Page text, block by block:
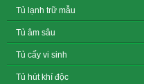
Tủ lạnh trữ mẫu
Tủ âm sâu
Tủ cấy vi sinh
Tủ hút khí độc